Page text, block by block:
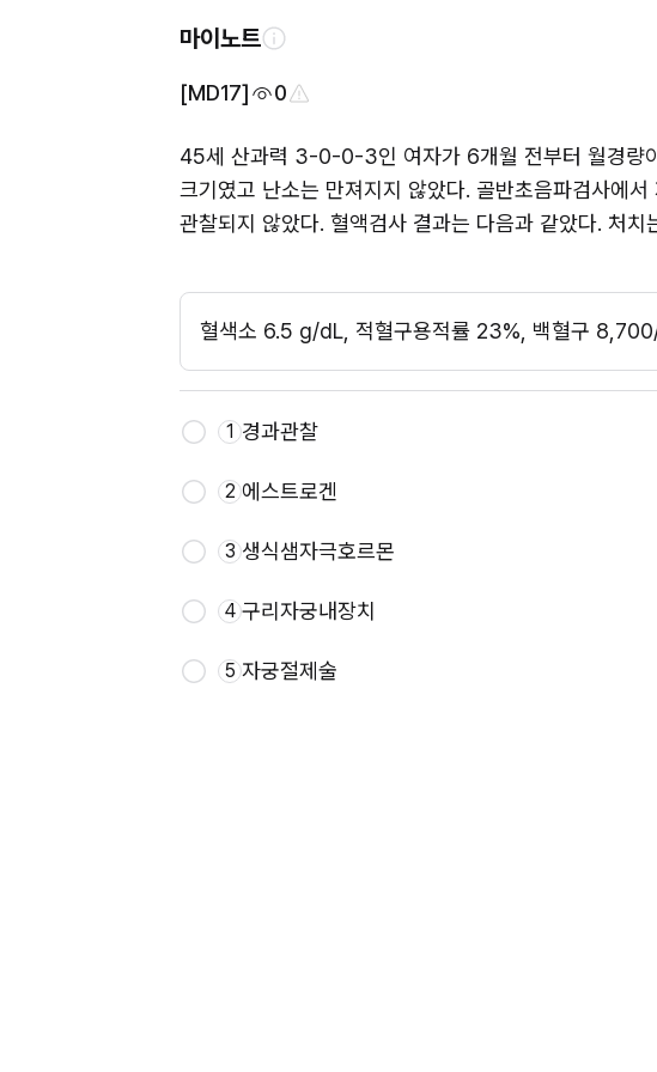
마이노트
[MD17] 0
45세 산과력 3-0-0-3인 여자가 6개월 전부터 월경량
크기였고 난소는 만져지지 않았다. 골반초음파검사에
관찰되지 않았다. 혈액검사 결과는 다음과 같았다. 처치
혈색소 6.5 g/dL, 적혈구용적률 23%, 백혈구
1 경과관찰
2 에스트로겐
3 생식샘자극호르몬
4 구리자궁내장치
5 자궁절제술